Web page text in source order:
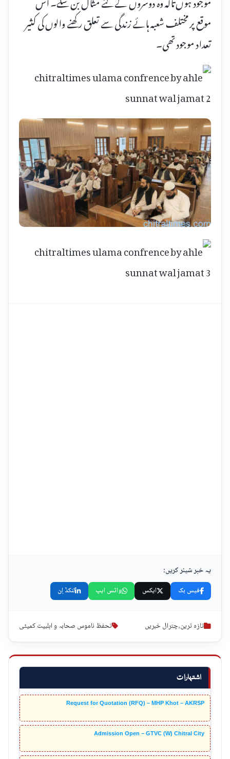
اشتہارات
Request for Quotation (RFQ) – MHP Khot – AKRSP
Admission Open – GTVC (W) Chitral City
موقع پر مختلف شعبہ ہائے زندگی سے تعلق رکھنے والوں کی کثیر
تعداد موجود تھی۔
یہ خبر شیئر کریں:
فیس بک ایکس واٹس ایپ لنکڈ اِن
تازہ ترین,چترال خبریں تحفظ ناموس صحابہ و اہلبیت کمیٹی